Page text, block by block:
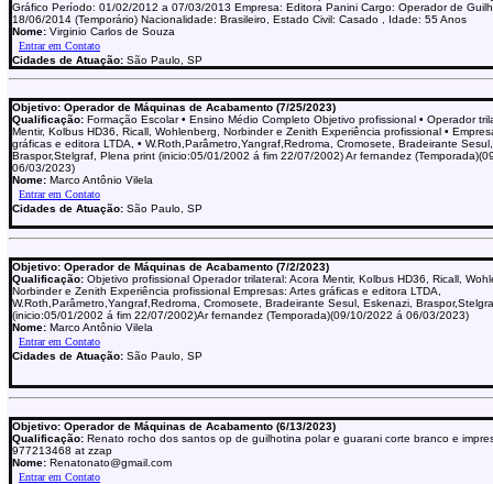
Gráfico Período: 01/02/2012 a 07/03/2013 Empresa: Editora Panini Cargo: Operador de
18/06/2014 (Temporário) Nacionalidade: Brasileiro, Estado Civil: Casado , Idade: 55 Anos
Nome: Virginio Carlos de Souza
Cidades de Atuação: São Paulo, SP
Objetivo: Operador de Máquinas de Acabamento (7/25/2023)
Qualificação: Formação Escolar • Ensino Médio Completo Objetivo profissional • Operador
Mentir, Kolbus HD36, Ricall, Wohlenberg, Norbinder e Zenith Experiência profissional •
gráficas e editora LTDA, • W.Roth,Parâmetro,Yangraf,Redroma, Cromosete, Bradeirante
Braspor,Stelgraf, Plena print (inicio:05/01/2002 á fim 22/07/2002) Ar fernandez
06/03/2023)
Nome: Marco Antônio Vilela
Cidades de Atuação: São Paulo, SP
Objetivo: Operador de Máquinas de Acabamento (7/2/2023)
Qualificação: Objetivo profissional Operador trilateral: Acora Mentir, Kolbus HD36, Ricall,
Norbinder e Zenith Experiência profissional Empresas: Artes gráficas e editora LTDA,
W.Roth,Parâmetro,Yangraf,Redroma, Cromosete, Bradeirante Sesul, Eskenazi,
(inicio:05/01/2002 á fim 22/07/2002)Ar fernandez (Temporada)(09/10/2022 á 06/03/2023)
Nome: Marco Antônio Vilela
Cidades de Atuação: São Paulo, SP
Objetivo: Operador de Máquinas de Acabamento (6/13/2023)
Qualificação: Renato rocho dos santos op de guilhotina polar e guarani corte branco e
977213468 at zzap
Nome: Renatonato@gmail.com